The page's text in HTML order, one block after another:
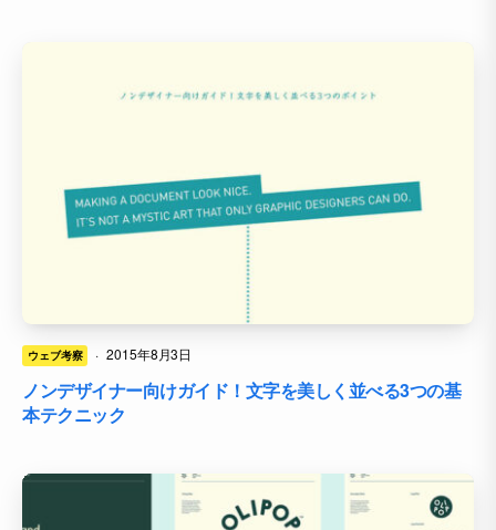
ウェブ考察 · 2015年8月3日
ノンデザイナー向けガイド！文字を美しく並べる3つの基
本テクニック